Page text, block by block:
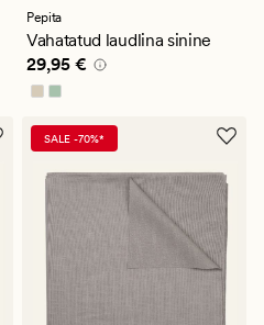
keskmise
hinnanguga
4
Pepita
Vahatatud laudlina sinine
Pris_ee 29,95 €
29,95 €
SALE -70%*